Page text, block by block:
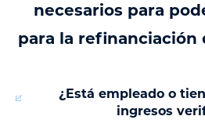
necesarios para
para la refinanciación
¿Está empleado o
ingresos